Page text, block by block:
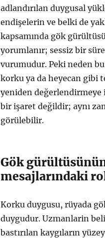
adlandırılan duygusal
endişelerin ve belki de
kapsamında gök
yorumlanır; sessiz bir
vurumudur. Peki neden
korku ya da heyecan gibi
yeniden değerlendirmeye
bir işaret değildir; aynı
görülebilir.
Gök
mesajlarındaki
Korku duygusu, rüyada
duygudur. Uzmanlarin
bastırılan kaygıların